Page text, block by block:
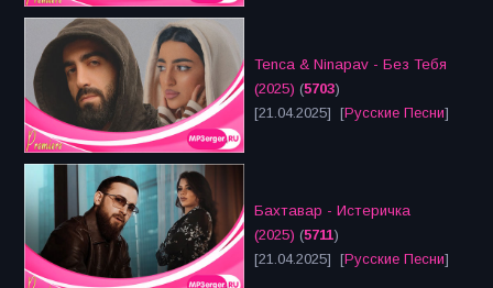
Tenca & Ninapav - Без Тебя
(2025) (5703)
[21.04.2025] [Русские Песни]
Бахтавар - Истеричка
(2025) (5711)
[21.04.2025] [Русские Песни]